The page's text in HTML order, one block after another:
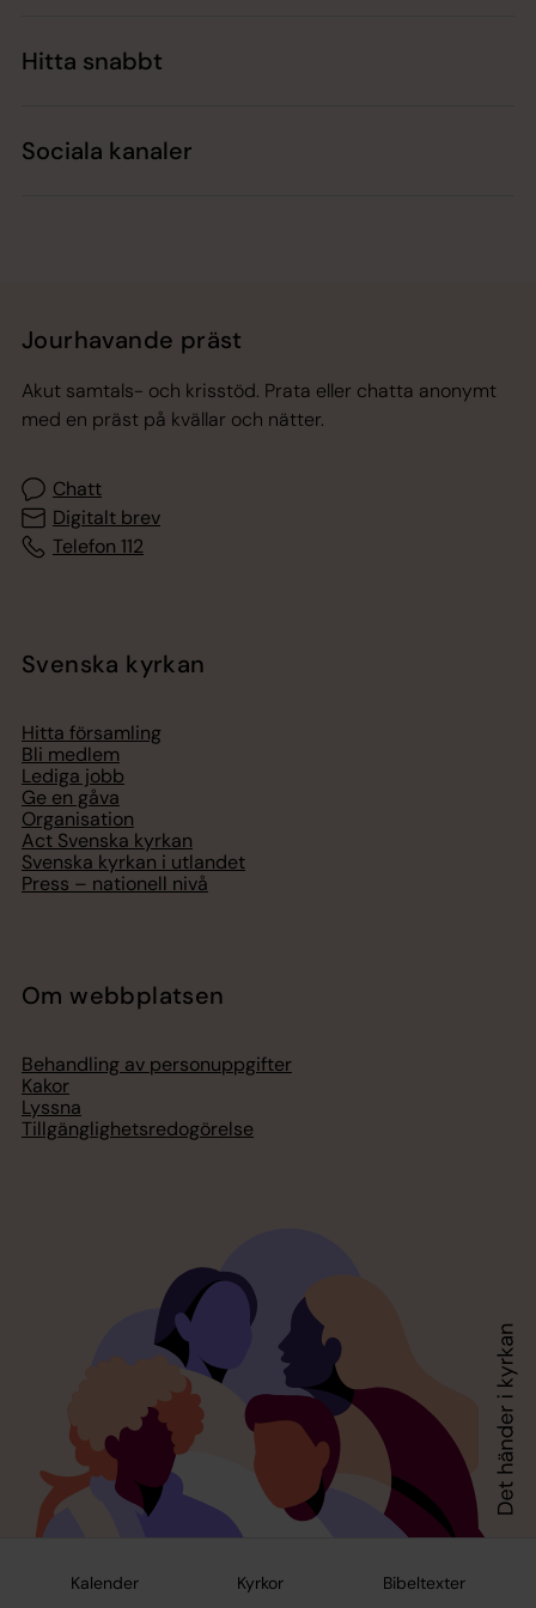
Kalender Kyrkor Bibeltexter
Hitta snabbt
Sociala kanaler
Jourhavande präst
Akut samtals- och krisstöd. Prata eller chatta anonymt
med en präst på kvällar och nätter.
Chatt
Digitalt brev
Telefon 112
Svenska kyrkan
Hitta församling
Bli medlem
Lediga jobb
Ge en gåva
Organisation
Act Svenska kyrkan
Svenska kyrkan i utlandet
Press – nationell nivå
Om webbplatsen
Behandling av personuppgifter
Kakor
Lyssna
Tillgänglighetsredogörelse